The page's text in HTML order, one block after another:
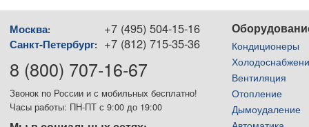
Москва: +7 (495) 504-15-16
Санкт-Петербург: +7 (812) 715-35-36
8 (800) 707-16-67
Звонок по России и с мобильных бесплатно!
Часы работы: ПН-ПТ с 9:00 до 19:00
Кондиционеры
Вентиляция
Отопление
Дымоудаление